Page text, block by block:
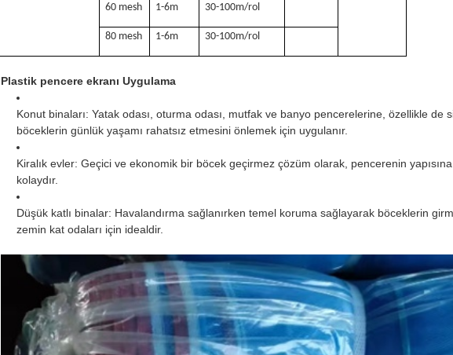
60 mesh 1-6m 30-100m/rol
80 mesh 1-6m 30-100m/rol
Plastik pencere ekranı Uygulama
Konut binaları: Yatak odası, oturma odası, mutfak ve banyo pencerelerine, özellikle de
böceklerin günlük yaşamı rahatsız etmesini önlemek için uygulanır.
Kiralık evler: Geçici ve ekonomik bir böcek geçirmez çözüm olarak, pencerenin
kolaydır.
Düşük katlı binalar: Havalandırma sağlanırken temel koruma sağlayarak böceklerin
zemin kat odaları için idealdir.